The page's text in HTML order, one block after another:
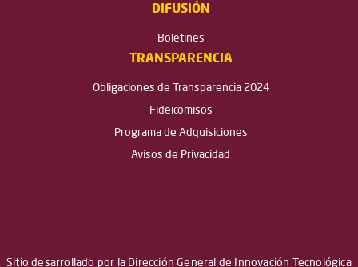
DIFUSIÓN
Boletines
TRANSPARENCIA
Obligaciones de Transparencia 2024
Fideicomisos
Programa de Adquisiciones
Avisos de Privacidad
Sitio desarrollado por la Dirección General de Innovación Tecnológica